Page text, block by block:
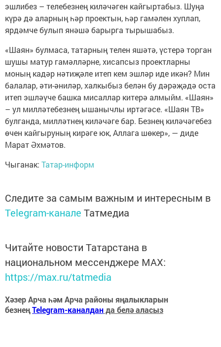
эшлибез – телебезнең киләчәген кайгыртабыз. Шуңа
күрә дә аларның һәр проектын, һәр гамәлен хуплап,
ярдәмче булып янәшә барырга тырышабыз.
«Шаян» булмаса, татарның телен яшәтә, үстерә торган
шушы матур гамәлләрне, хисапсыз проектларны
моның кадәр нәтиҗәле итеп кем эшләр иде икән? Мин
балалар, әти-әниләр, халкыбыз белән бу дәрәҗәдә оста
итеп эшләүче башка мисаллар китерә алмыйм. «Шаян»
– ул милләтебезнең ышанычлы иртәгәсе. «Шаян ТВ»
булганда, милләтнең киләчәге бар. Безнең киләчәгебез
өчен кайгыруның кирәге юк, Аллага шөкер», — диде
Марат Әхмәтов.
Чыганак: Татар-информ
Следите за самым важным и интересным в
Telegram-канале Татмедиа
Читайте новости Татарстана в
национальном мессенджере MАХ:
https://max.ru/tatmedia
Хәзер Арча һәм Арча районы яңалыкларын
безнеңTelegram-каналданда белә аласыз